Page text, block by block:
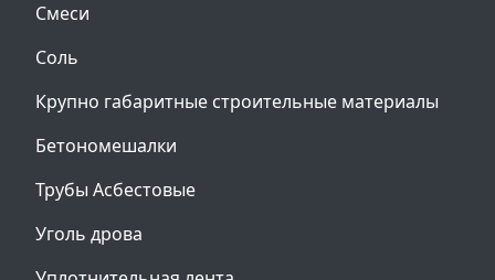
Смеси
Соль
Крупно габаритные строительные материалы
Бетономешалки
Трубы Асбестовые
Уголь дрова